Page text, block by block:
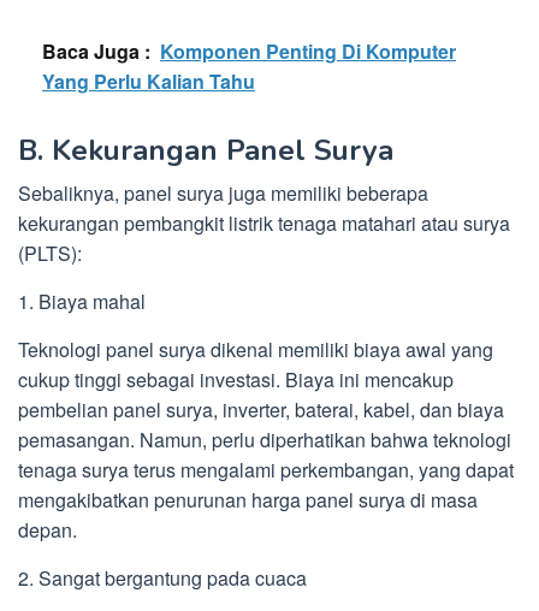
Baca Juga : Komponen Penting Di Komputer
Yang Perlu Kalian Tahu
B. Kekurangan Panel Surya
Sebaliknya, panel surya juga memiliki beberapa
kekurangan pembangkit listrik tenaga matahari atau surya
(PLTS):
1. Biaya mahal
Teknologi panel surya dikenal memiliki biaya awal yang
cukup tinggi sebagai investasi. Biaya ini mencakup
pembelian panel surya, inverter, baterai, kabel, dan biaya
pemasangan. Namun, perlu diperhatikan bahwa teknologi
tenaga surya terus mengalami perkembangan, yang dapat
mengakibatkan penurunan harga panel surya di masa
depan.
2. Sangat bergantung pada cuaca